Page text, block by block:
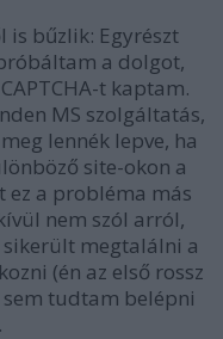
bűzlik: Egyrészt
a dolgot,
t kaptam.
MS szolgáltatás,
lennék lepve, ha
site-okon a
ez a probléma más
nem szól arról,
megtalálni a
(én az első rossz
tudtam belépni